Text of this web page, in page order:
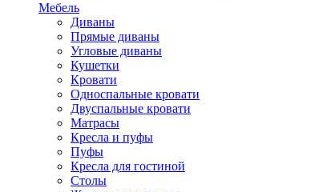
Мебель
Диваны
Прямые диваны
Угловые диваны
Кушетки
Кровати
Односпальные кровати
Двуспальные кровати
Матрасы
Кресла и пуфы
Пуфы
Кресла для гостиной
Столы